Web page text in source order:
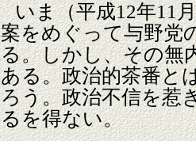
いま（平成12年11
案をめぐって与野党
る。しかし、その無
ある。政治的茶番と
ろう。政治不信を惹
るを得ない。